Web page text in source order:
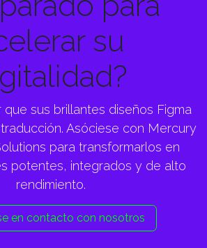
su
que sus brillantes diseños Figma
Asóciese con Mercury
para transformarlos en
potentes, integrados y de alto
rendimiento.
en contacto con nosotros